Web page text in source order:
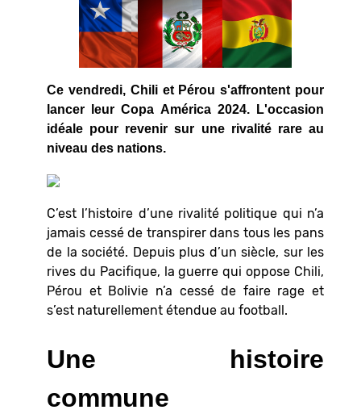
Ce vendredi, Chili et Pérou s'affrontent pour
lancer leur Copa América 2024. L'occasion
idéale pour revenir sur une rivalité rare au
niveau des nations.
C’est l’histoire d’une rivalité politique qui n’a
jamais cessé de transpirer dans tous les pans
de la société. Depuis plus d’un siècle, sur les
rives du Pacifique, la guerre qui oppose Chili,
Pérou et Bolivie n’a cessé de faire rage et
s’est naturellement étendue au football.
Une histoire
commune